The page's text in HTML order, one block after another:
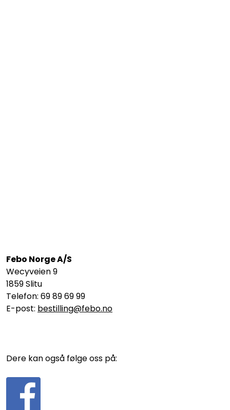
Febo Norge A/S
Wecyveien 9
1859 Slitu
Telefon: 69 89 69 99
E-post: bestilling@febo.no
Dere kan også følge oss på: